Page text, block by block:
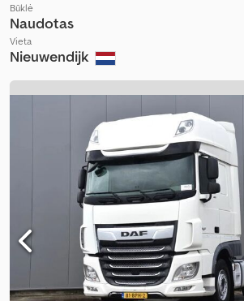
Būklė
Naudotas
Vieta
Nieuwendijk